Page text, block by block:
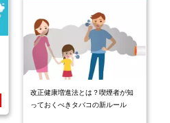
改正健康増進法とは？喫煙者が知
っておくべきタバコの新ルール